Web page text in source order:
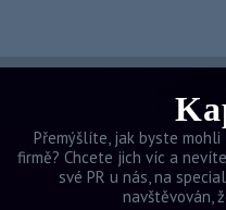
Přemýšlíte, jak byste
firmě? Chcete jich víc a
své PR u nás, na
navštěvován,